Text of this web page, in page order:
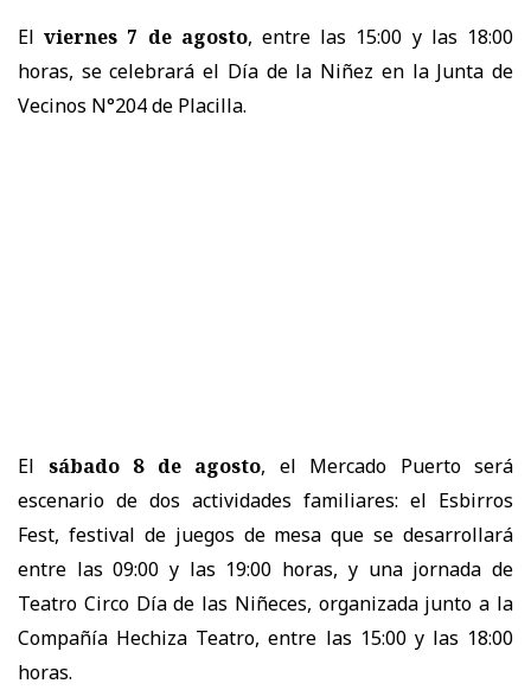
El viernes 7 de agosto, entre las 15:00 y las 18:00
horas, se celebrará el Día de la Niñez en la Junta de
Vecinos N°204 de Placilla.
El sábado 8 de agosto, el Mercado Puerto será
escenario de dos actividades familiares: el Esbirros
Fest, festival de juegos de mesa que se desarrollará
entre las 09:00 y las 19:00 horas, y una jornada de
Teatro Circo Día de las Niñeces, organizada junto a la
Compañía Hechiza Teatro, entre las 15:00 y las 18:00
horas.